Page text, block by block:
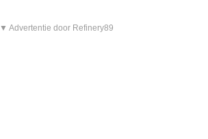
▼ Advertentie door Refinery89